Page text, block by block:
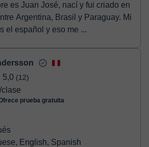
es Juan José, nací y fui criado en
Argentina, Brasil y Paraguay. Mi
el español y eso me ...
5,0 (12)
/clase
prueba gratuita
English, Spanish